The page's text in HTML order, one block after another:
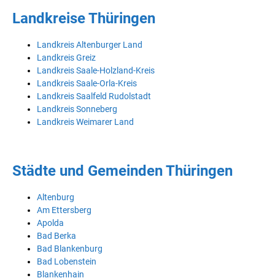
Landkreise Thüringen
Landkreis Altenburger Land
Landkreis Greiz
Landkreis Saale-Holzland-Kreis
Landkreis Saale-Orla-Kreis
Landkreis Saalfeld Rudolstadt
Landkreis Sonneberg
Landkreis Weimarer Land
Städte und Gemeinden Thüringen
Altenburg
Am Ettersberg
Apolda
Bad Berka
Bad Blankenburg
Bad Lobenstein
Blankenhain